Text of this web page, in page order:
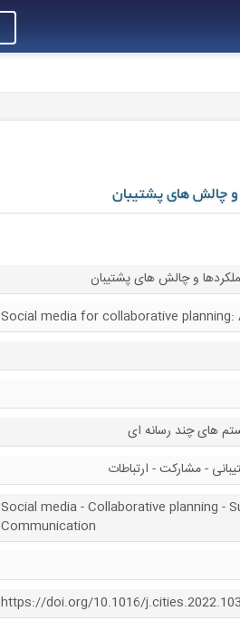
و چالش های پشتیبان
و چالش های پشتیبان
Social media for collaborative
های چند رسانه ای
- مشارکت - ارتباطات
Social media - Collaborative planning -
Communication
https://doi.org/10.1016/